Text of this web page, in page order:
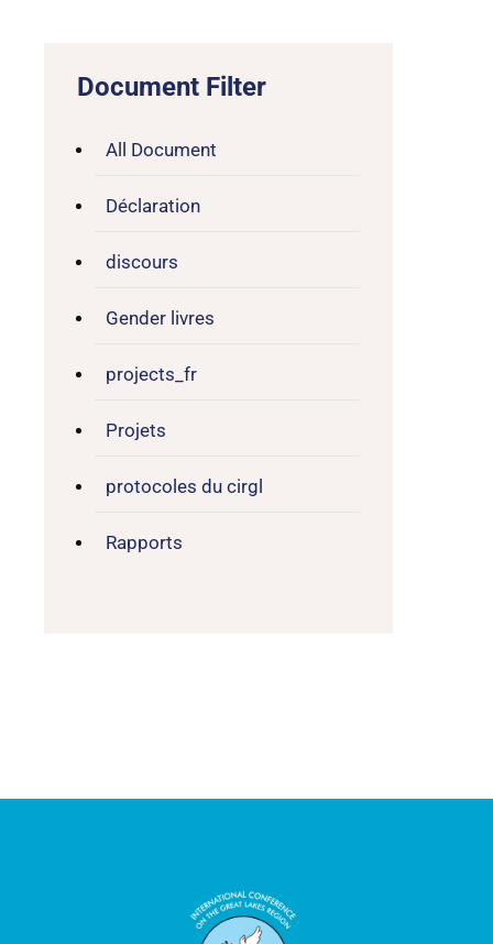
Document Filter
All Document
Déclaration
discours
Gender livres
projects_fr
Projets
protocoles du cirgl
Rapports